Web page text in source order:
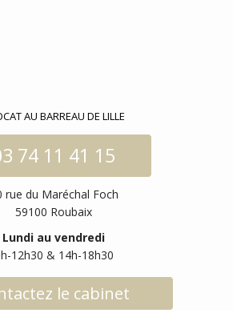
AU BARREAU DE LILLE
74 11 41 15
rue du Maréchal Foch
59100 Roubaix
Lundi au vendredi
12h30 & 14h-18h30
le cabinet